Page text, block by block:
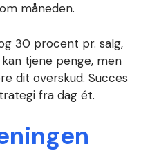
måneden.
30 procent pr. salg,
tjene penge, men
dit overskud. Succes
fra dag ét.